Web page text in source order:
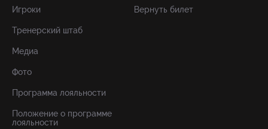
Игроки
Тренерский штаб
Медиа
Фото
Программа лояльности
Положение о программе
лояльности
Вернуть билет